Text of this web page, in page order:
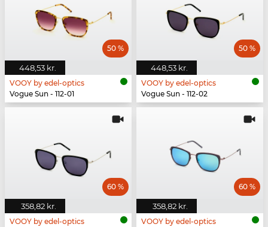
448,53 kr.
50 %
VOOY by edel-optics
Vogue Sun - 112-01
448,53 kr.
50 %
VOOY by edel-optics
Vogue Sun - 112-02
358,82 kr.
60 %
VOOY by edel-optics
358,82 kr.
60 %
VOOY by edel-optics